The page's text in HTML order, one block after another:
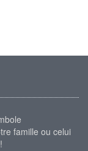
famille ou celui